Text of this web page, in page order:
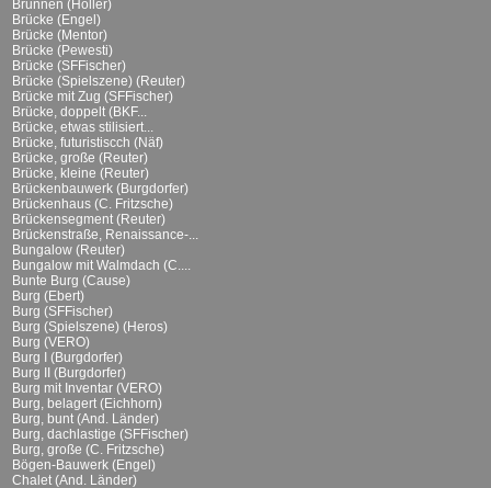
Brunnen (Holler)
Brücke (Engel)
Brücke (Mentor)
Brücke (Pewesti)
Brücke (SFFischer)
Brücke (Spielszene) (Reuter)
Brücke mit Zug (SFFischer)
Brücke, doppelt (BKF...
Brücke, etwas stilisiert...
Brücke, futuristiscch (Näf)
Brücke, große (Reuter)
Brücke, kleine (Reuter)
Brückenbauwerk (Burgdorfer)
Brückenhaus (C. Fritzsche)
Brückensegment (Reuter)
Brückenstraße, Renaissance-...
Bungalow (Reuter)
Bungalow mit Walmdach (C....
Bunte Burg (Cause)
Burg (Ebert)
Burg (SFFischer)
Burg (Spielszene) (Heros)
Burg (VERO)
Burg I (Burgdorfer)
Burg II (Burgdorfer)
Burg mit Inventar (VERO)
Burg, belagert (Eichhorn)
Burg, bunt (And. Länder)
Burg, dachlastige (SFFischer)
Burg, große (C. Fritzsche)
Bögen-Bauwerk (Engel)
Chalet (And. Länder)